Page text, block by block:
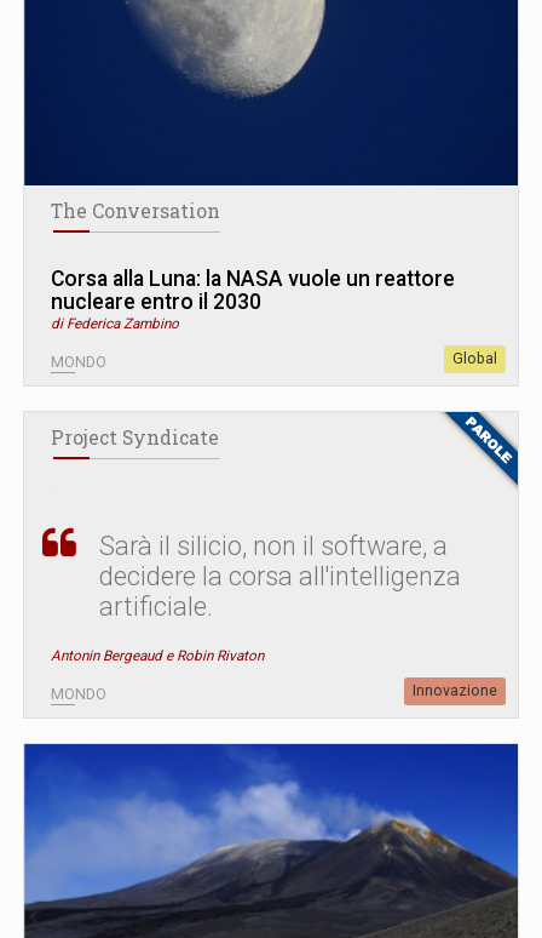
The Conversation
Corsa alla Luna: la NASA vuole un reattore
nucleare entro il 2030
di Federica Zambino
MONDO Global
Project Syndicate
Sarà il silicio, non il software, a
decidere la corsa all'intelligenza
artificiale.
Antonin Bergeaud e Robin Rivaton
MONDO Innovazione